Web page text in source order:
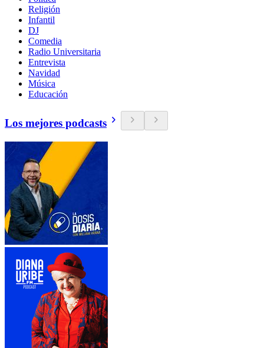
Religión
Infantil
DJ
Comedia
Radio Universitaria
Entrevista
Navidad
Música
Educación
Los mejores podcasts